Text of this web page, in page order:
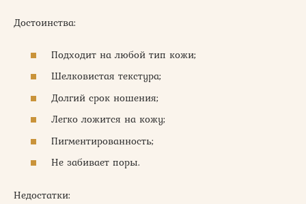
Достоинства:
Подходит на любой тип кожи;
Шелковистая текстура;
Долгий срок ношения;
Легко ложится на кожу;
Пигментированность;
Не забивает поры.
Недостатки: